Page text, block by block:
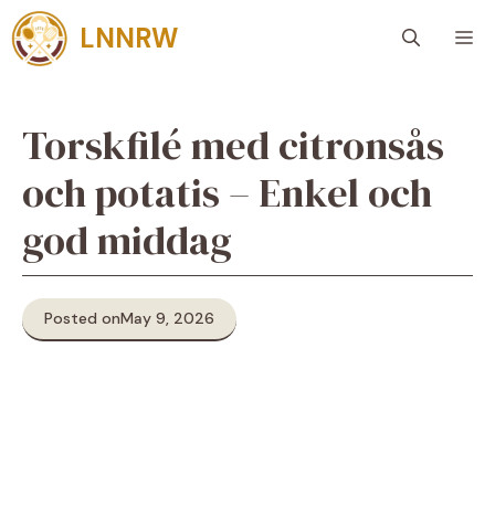
Skip
to
content
LNNRW
Torskfilé med citronsås
och potatis – Enkel och
god middag
Posted onMay 9, 2026